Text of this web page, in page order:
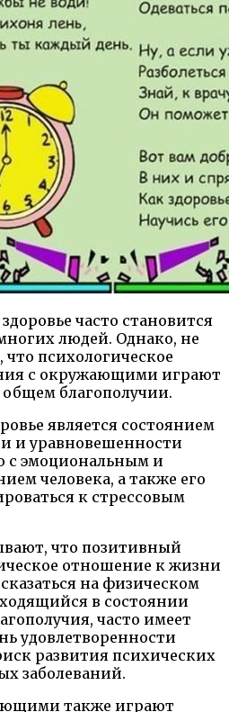
часто становится
людей. Однако, не
что психологическое
с окружающими играют
благополучии.
является состоянием
и уравновешенности
с эмоциональным и
человека, а также его
к стрессовым
что позитивный
отношение к жизни
на физическом
в состоянии
часто имеет
удовлетворенности
развития психических
заболеваний.
также играют